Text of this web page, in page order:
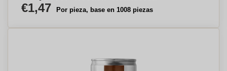
€1,47 Por pieza, base en 1008 piezas